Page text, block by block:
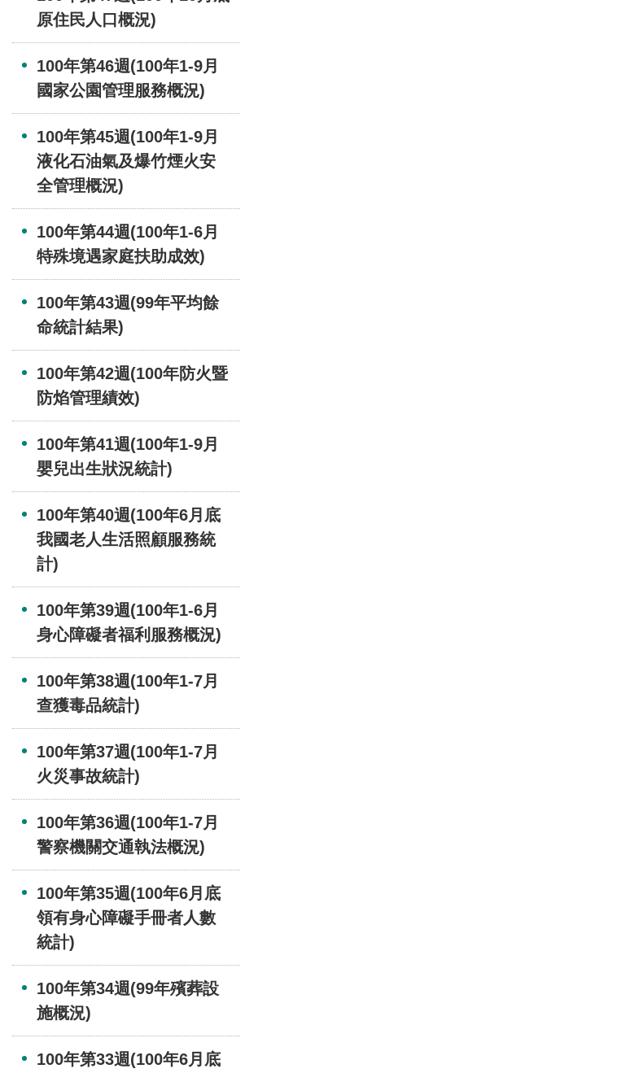
原住民人口概況)
100年第46週(100年1-9月
國家公園管理服務概況)
100年第45週(100年1-9月
液化石油氣及爆竹煙火安
全管理概況)
100年第44週(100年1-6月
特殊境遇家庭扶助成效)
100年第43週(99年平均餘
命統計結果)
100年第42週(100年防火暨
防焰管理績效)
100年第41週(100年1-9月
嬰兒出生狀況統計)
100年第40週(100年6月底
我國老人生活照顧服務統
計)
100年第39週(100年1-6月
身心障礙者福利服務概況)
100年第38週(100年1-7月
查獲毒品統計)
100年第37週(100年1-7月
火災事故統計)
100年第36週(100年1-7月
警察機關交通執法概況)
100年第35週(100年6月底
領有身心障礙手冊者人數
統計)
100年第34週(99年殯葬設
施概況)
100年第33週(100年6月底